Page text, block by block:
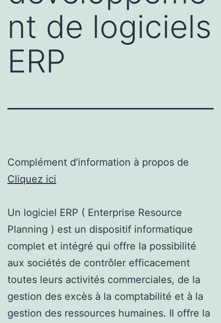
nt de logiciels
ERP
Complément d’information à propos de
Cliquez ici
Un logiciel ERP ( Enterprise Resource
Planning ) est un dispositif informatique
complet et intégré qui offre la possibilité
aux sociétés de contrôler efficacement
toutes leurs activités commerciales, de la
gestion des excès à la comptabilité et à la
gestion des ressources humaines. Il offre la